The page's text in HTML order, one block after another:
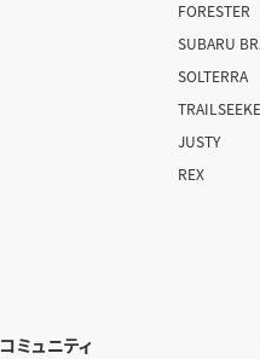
FORESTER
SUBARU
SOLTERRA
JUSTY
REX
コミュニティ